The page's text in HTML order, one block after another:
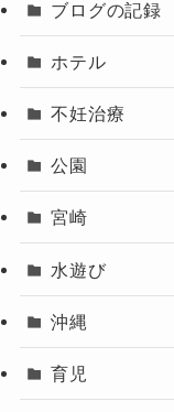
ブログの記録
ホテル
不妊治療
公園
宮崎
水遊び
沖縄
育児